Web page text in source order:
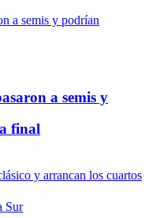
a semis y
final